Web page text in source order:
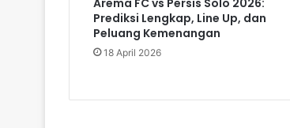
Arema FC vs Persis Solo 2026:
Prediksi Lengkap, Line Up, dan
Peluang Kemenangan
18 April 2026